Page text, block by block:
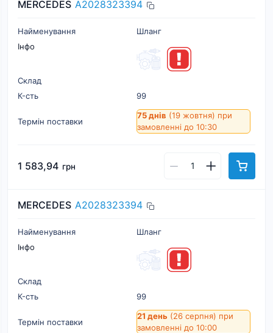
MERCEDES A2028323394
Найменування
Шланг
Інфо
Склад
К-cть
99
Термін поставки
75 днів (19 жовтня) при
замовленні до 10:30
1 583,94 грн
MERCEDES A2028323394
Найменування
Шланг
Інфо
Склад
К-cть
99
Термін поставки
21 день (26 серпня) при
замовленні до 10:00